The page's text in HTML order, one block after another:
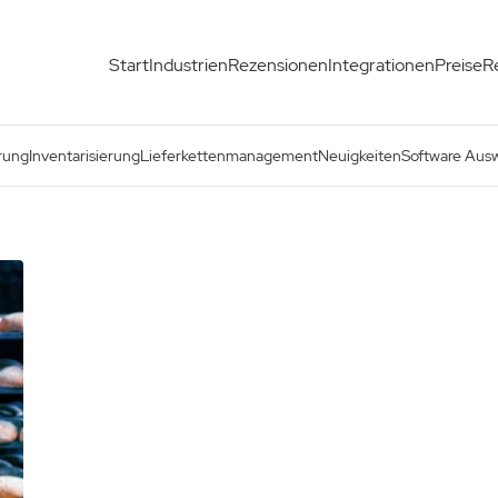
StartIndustrienRezensionenIntegrationenPreise
InventarisierungLieferkettenmanagementNeuigkeitenSoftware